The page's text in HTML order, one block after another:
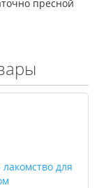
пресной
для